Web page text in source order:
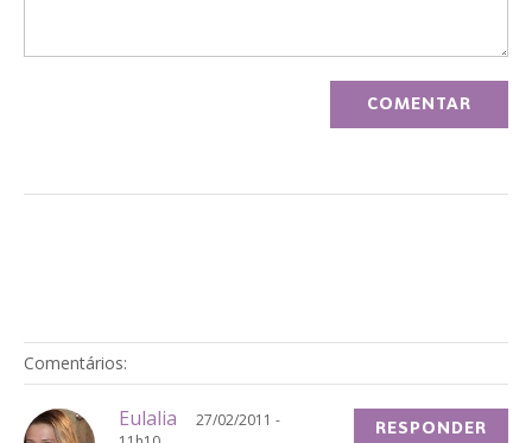
Comentários:
Eulalia
27/02/2011 -
RESPONDER